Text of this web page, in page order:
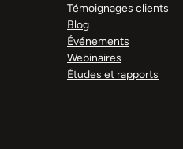
Témoignages clients
Blog
Événements
Webinaires
Études et rapports